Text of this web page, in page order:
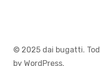
© 2025 dai bugatti.
by WordPress.